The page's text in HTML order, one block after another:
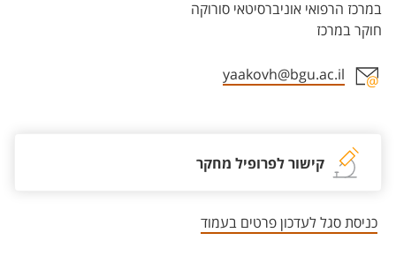
במרכז הרפואי אוניברסיטאי סורוקה
חוקר במרכז
yaakovh@bgu.ac.il
קישור לפרופיל מחקר
כניסת סגל לעדכון פרטים בעמוד